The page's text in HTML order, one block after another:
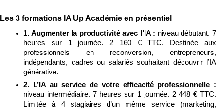
Les 3 formations IA Up Académie en présentiel
1. Augmenter la productivité avec l’IA : niveau débutant. 7
heures sur 1 journée. 2 160 € TTC. Destinée aux
professionnels en reconversion, entrepreneurs,
indépendants, cadres ou salariés souhaitant découvrir l’IA
générative.
niveau intermédiaire. 7 heures sur 1 journée. 2 448 € TTC.
Limitée à 4 stagiaires d’un même service (marketing,